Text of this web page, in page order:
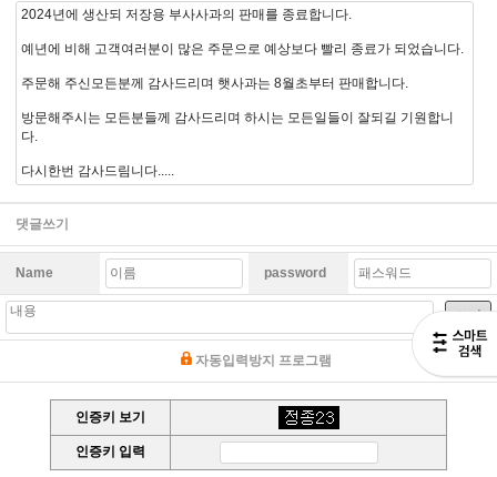
2024년에 생산되 저장용 부사사과의 판매를 종료합니다.
예년에 비해 고객여러분이 많은 주문으로 예상보다 빨리 종료가 되었습니다.
주문해 주신모든분께 감사드리며 햇사과는 8월초부터 판매합니다.
방문해주시는 모든분들께 감사드리며 하시는 모든일들이 잘되길 기원합니
다.
다시한번 감사드림니다.....
댓글쓰기
Name password
쓰기
자동입력방지 프로그램
인증키 보기
인증키 입력